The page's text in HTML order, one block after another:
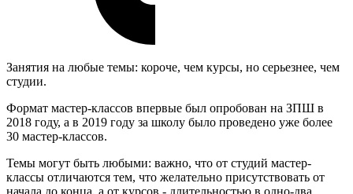
Занятия на любые темы: короче, чем курсы, но серьезнее, чем
студии.
Формат мастер-классов впервые был опробован на ЗПШ в
2018 году, а в 2019 году за школу было проведено уже более
30 мастер-классов.
Темы могут быть любыми: важно, что от студий мастер-
классы отличаются тем, что желательно присутствовать от
начала до конца, а от курсов - длительностью в одно-два